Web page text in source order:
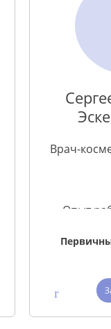
Врач-
Опыт